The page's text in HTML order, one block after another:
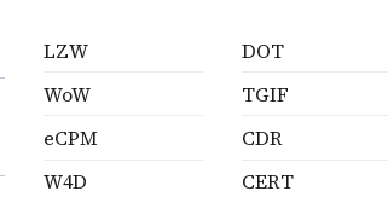
LZW
WoW
eCPM
W4D
DOT
TGIF
CDR
CERT